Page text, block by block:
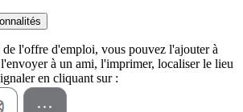
l'offre d'emploi, vous pouvez l'ajouter à
à un ami, l'imprimer, localiser le lieu
en cliquant sur :